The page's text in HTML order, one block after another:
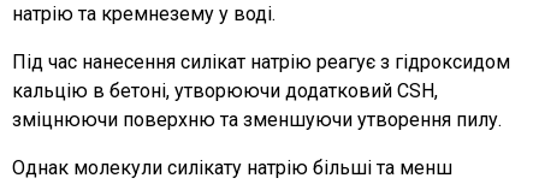
натрію та кремнезему у воді.
Під час нанесення силікат натрію реагує з гідроксидом
кальцію в бетоні, утворюючи додатковий CSH,
зміцнюючи поверхню та зменшуючи утворення пилу.
Однак молекули силікату натрію більші та менш